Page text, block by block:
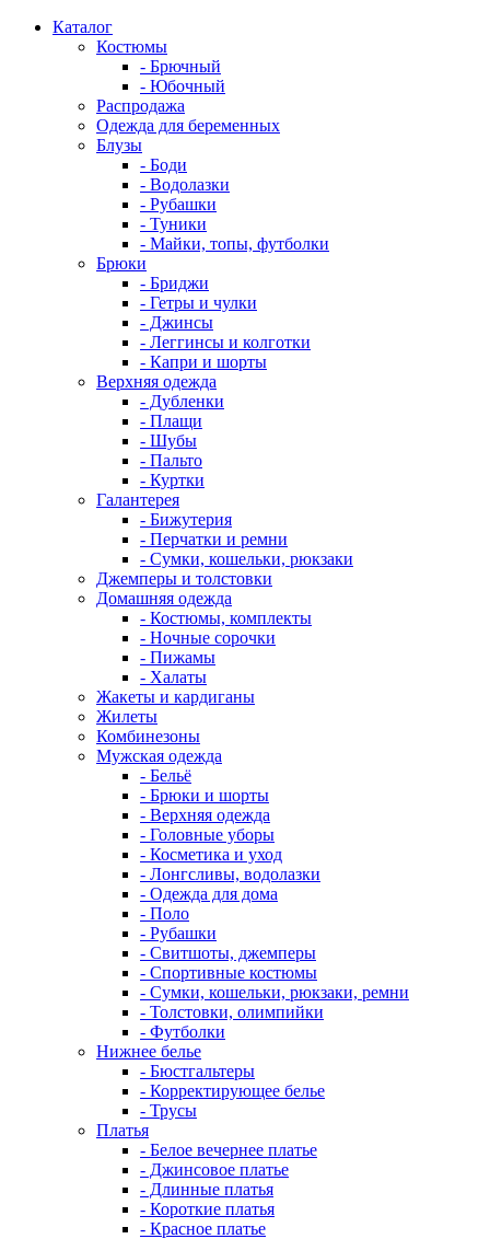
Каталог
Костюмы
- Брючный
- Юбочный
Распродажа
Одежда для беременных
Блузы
- Боди
- Водолазки
- Рубашки
- Туники
- Майки, топы, футболки
Брюки
- Бриджи
- Гетры и чулки
- Джинсы
- Леггинсы и колготки
- Капри и шорты
Верхняя одежда
- Дубленки
- Плащи
- Шубы
- Пальто
- Куртки
Галантерея
- Бижутерия
- Перчатки и ремни
- Сумки, кошельки, рюкзаки
Джемперы и толстовки
Домашняя одежда
- Костюмы, комплекты
- Ночные сорочки
- Пижамы
- Халаты
Жакеты и кардиганы
Жилеты
Комбинезоны
Мужская одежда
- Бельё
- Брюки и шорты
- Верхняя одежда
- Головные уборы
- Косметика и уход
- Лонгсливы, водолазки
- Одежда для дома
- Поло
- Рубашки
- Свитшоты, джемперы
- Спортивные костюмы
- Сумки, кошельки, рюкзаки, ремни
- Толстовки, олимпийки
- Футболки
Нижнее белье
- Бюстгальтеры
- Корректирующее белье
- Трусы
Платья
- Белое вечернее платье
- Джинсовое платье
- Длинные платья
- Короткие платья
- Красное платье